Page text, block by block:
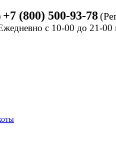
+7 (800) 500-93-78
с 10-00 до 21-